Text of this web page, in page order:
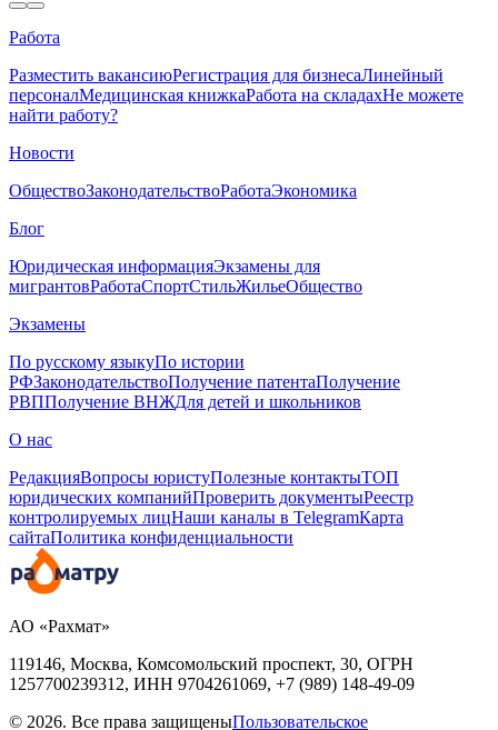
Работа
Разместить вакансиюРегистрация для бизнесаЛинейный
персоналМедицинская книжкаРабота на складахНе можете
найти работу?
Новости
ОбществоЗаконодательствоРаботаЭкономика
Блог
Юридическая информацияЭкзамены для
мигрантовРаботаСпортСтильЖильеОбщество
Экзамены
По русскому языкуПо истории
РФЗаконодательствоПолучение патентаПолучение
РВППолучение ВНЖДля детей и школьников
О нас
РедакцияВопросы юристуПолезные контактыТОП
юридических компанийПроверить документыРеестр
контролируемых лицНаши каналы в TelegramКарта
сайтаПолитика конфиденциальности
АО «Рахмат»
119146, Москва, Комсомольский проспект, 30, ОГРН
1257700239312, ИНН 9704261069, +7 (989) 148-49-09
© 2026. Все права защищеныПользовательское